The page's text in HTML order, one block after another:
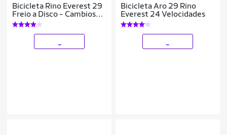
Bicicleta Rino Everest 29
Freio a Disco - Cambios
Shimano 21v
Bicicleta Aro 29 Rino
Everest 24 Velocidades